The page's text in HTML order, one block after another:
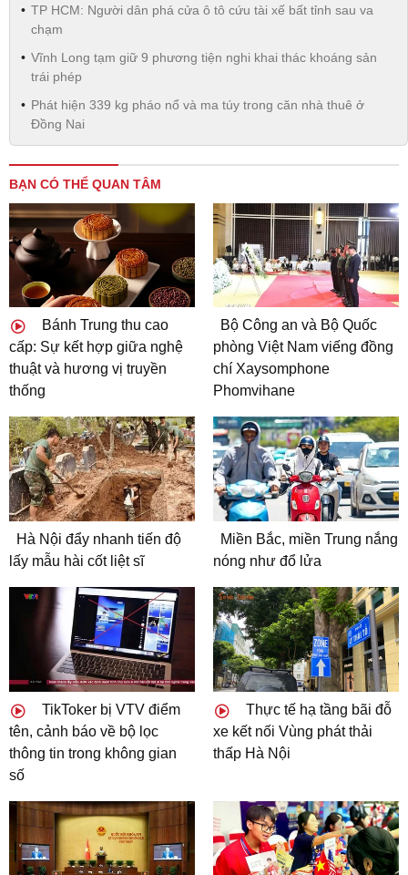
TP HCM: Người dân phá cửa ô tô cứu tài xế bất tỉnh sau va
chạm
Vĩnh Long tạm giữ 9 phương tiện nghi khai thác khoáng sản
trái phép
Phát hiện 339 kg pháo nổ và ma túy trong căn nhà thuê ở
Đồng Nai
BẠN CÓ THỂ QUAN TÂM
Bánh Trung thu cao
cấp: Sự kết hợp giữa nghệ
thuật và hương vị truyền
thống
Bộ Công an và Bộ Quốc
phòng Việt Nam viếng đồng
chí Xaysomphone
Phomvihane
Hà Nội đẩy nhanh tiến độ
lấy mẫu hài cốt liệt sĩ
Miền Bắc, miền Trung nắng
nóng như đổ lửa
TikToker bị VTV điểm
tên, cảnh báo về bộ lọc
thông tin trong không gian
số
Thực tế hạ tầng bãi đỗ
xe kết nối Vùng phát thải
thấp Hà Nội